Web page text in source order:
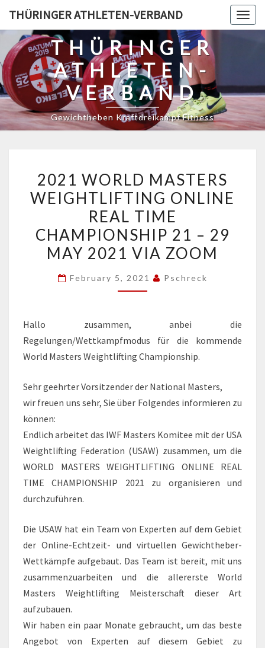
content
THÜRINGER ATHLETEN-VERBAND
THÜRINGER
ATHLETEN-
VERBAND
Gewichtheben Kraftdreikampf Fitness
WORLD
MASTERS
WEIGHTLIFTING
ONLINE
REAL
TIME
CHAMPIONSHIP
21
MAY
2021
ZOOM
2021 WORLD MASTERS
WEIGHTLIFTING ONLINE
REAL TIME
CHAMPIONSHIP 21 – 29
MAY 2021 VIA ZOOM
February 5, 2021 Pschreck
Hallo zusammen, anbei die
Regelungen/Wettkampfmodus für die kommende
World Masters Weightlifting Championship.
Sehr geehrter Vorsitzender der National Masters,
wir freuen uns sehr, Sie über Folgendes informieren zu
können:
Endlich arbeitet das IWF Masters Komitee mit der USA
Weightlifting Federation (USAW) zusammen, um die
WORLD MASTERS WEIGHTLIFTING ONLINE REAL
TIME CHAMPIONSHIP 2021 zu organisieren und
durchzuführen.
Die USAW hat ein Team von Experten auf dem Gebiet
der Online-Echtzeit- und virtuellen Gewichtheber-
Wettkämpfe aufgebaut. Das Team ist bereit, mit uns
zusammenzuarbeiten und die allererste World
Masters Weightlifting Meisterschaft dieser Art
aufzubauen.
Wir haben ein paar Monate gebraucht, um das beste
Angebot von Experten auf diesem Gebiet zu